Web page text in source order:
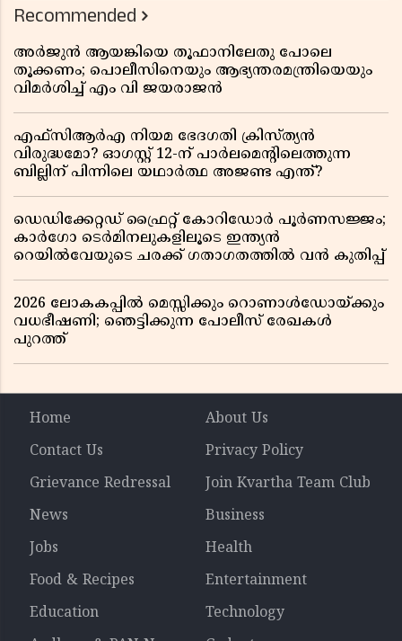
Recommended
അർജുൻ ആയങ്കിയെ തൂഫാനിലേതു പോലെ
തൂക്കണം; പൊലീസിനെയും ആഭ്യന്തരമന്ത്രിയെയും
വിമർശിച്ച് എം വി ജയരാജൻ
എഫ്സിആർഎ നിയമ ഭേദഗതി ക്രിസ്ത്യൻ
വിരുദ്ധമോ? ഓഗസ്റ്റ് 12-ന് പാർലമെന്റിലെത്തുന്ന
ബില്ലിന് പിന്നിലെ യഥാർത്ഥ അജണ്ട എന്ത്?
ഡെഡിക്കേറ്റഡ് ഫ്രൈറ്റ് കോറിഡോർ പൂർണസജ്ജം;
കാർഗോ ടെർമിനലുകളിലൂടെ ഇന്ത്യൻ
റെയിൽവേയുടെ ചരക്ക് ഗതാഗതത്തിൽ വൻ കുതിപ്പ്
2026 ലോകകപ്പിൽ മെസ്സിക്കും റൊണാൾഡോയ്ക്കും
വധഭീഷണി; ഞെട്ടിക്കുന്ന പോലീസ് രേഖകൾ
പുറത്ത്
Home
About Us
Contact Us
Privacy Policy
Grievance Redressal
Join Kvartha Team Club
News
Business
Jobs
Health
Food & Recipes
Entertainment
Education
Technology